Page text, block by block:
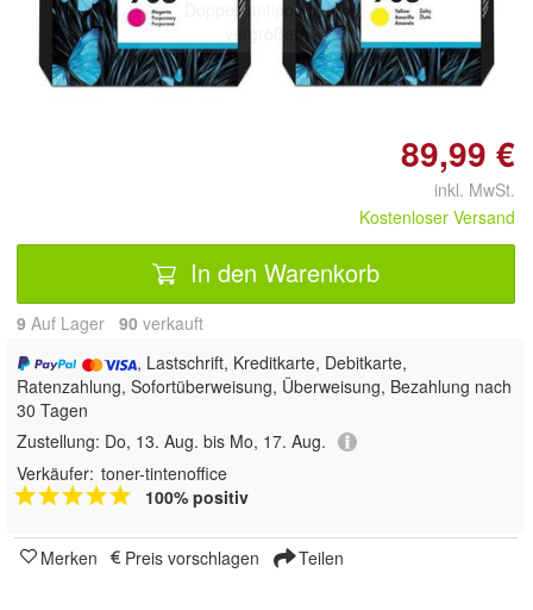
Doppelt antippen zum
vergrößern
89,99 €
inkl. MwSt.
Kostenloser Versand
In den Warenkorb
9 Auf Lager 90 verkauft
, Lastschrift, Kreditkarte, Debitkarte,
Ratenzahlung, Sofortüberweisung, Überweisung, Bezahlung nach
30 Tagen
Zustellung: Do, 13. Aug. bis Mo, 17. Aug.
Verkäufer: toner-tintenoffice
100% positiv
Merken Preis vorschlagen Teilen